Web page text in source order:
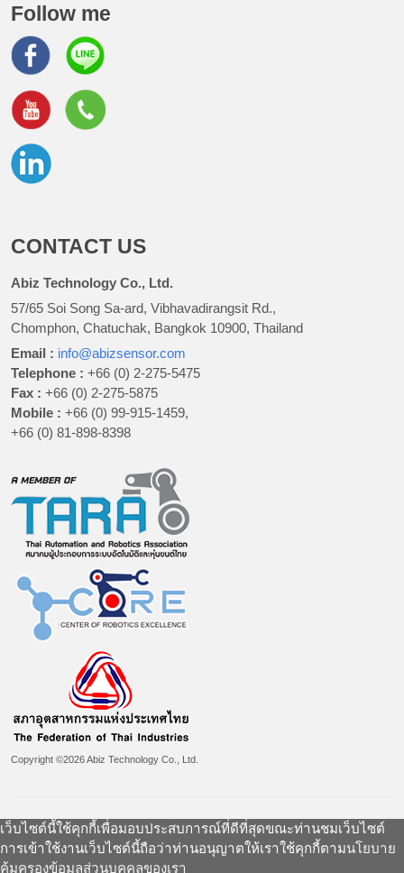
Follow me
CONTACT US
Abiz Technology Co., Ltd.
57/65 Soi Song Sa-ard, Vibhavadirangsit Rd.,
Chomphon, Chatuchak, Bangkok 10900, Thailand
Email : info@abizsensor.com
Telephone : +66 (0) 2-275-5475
Fax : +66 (0) 2-275-5875
Mobile : +66 (0) 99-915-1459,
+66 (0) 81-898-8398
Copyright ©2026 Abiz Technology Co., Ltd.
เว็บไซต์นี้ใช้คุกกี้เพื่อมอบประสบการณ์ที่ดีที่สุดขณะท่านชมเว็บไซต์
การเข้าใช้งานเว็บไซต์นี้ถือว่าท่านอนุญาตให้เราใช้คุกกี้ตามนโยบาย
คุ้มครองข้อมูลส่วนบุคคลของเรา